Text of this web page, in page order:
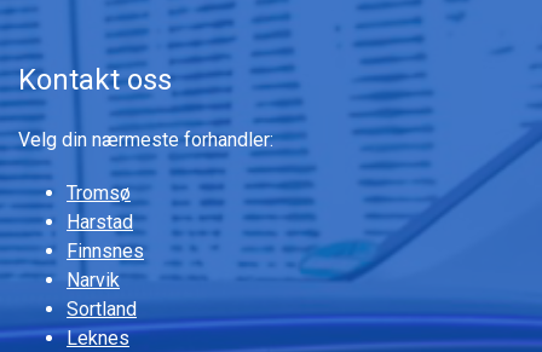
Kontakt oss
Velg din nærmeste forhandler:
Tromsø
Harstad
Finnsnes
Narvik
Sortland
Leknes